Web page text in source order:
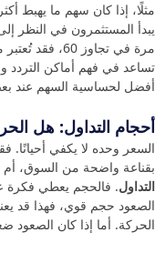
يبدأ المستثمرون في النظر
مرة في تجاوز
تساعد في فهم أماكن التردد
أفضل لحساسية السهم عند
أحجام التداول: هل
السعر وحده لا يكفي أحيانًا.
بقناعة واضحة من السوق، أم
التداول. فالحجم يعطي فكرة
الصعود حجم قوي، فهذا قد
الحركة. أما إذا كان الصعود